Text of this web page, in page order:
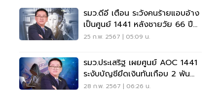
รมว.ดีอี เตือน ระวังคนร้ายแอบอ้าง
เป็นศูนย์ 1441 หลังชายวัย 66 ปี
สูญเงิน 2 แสน
25 ก.พ. 2567 | 05:09 น.
รมว.ประเสริฐ เผยศูนย์ AOC 1441
ระงับบัญชียึดเงินทันเกือบ 2 พัน
ล้าน
28 ก.พ. 2567 | 06:26 น.